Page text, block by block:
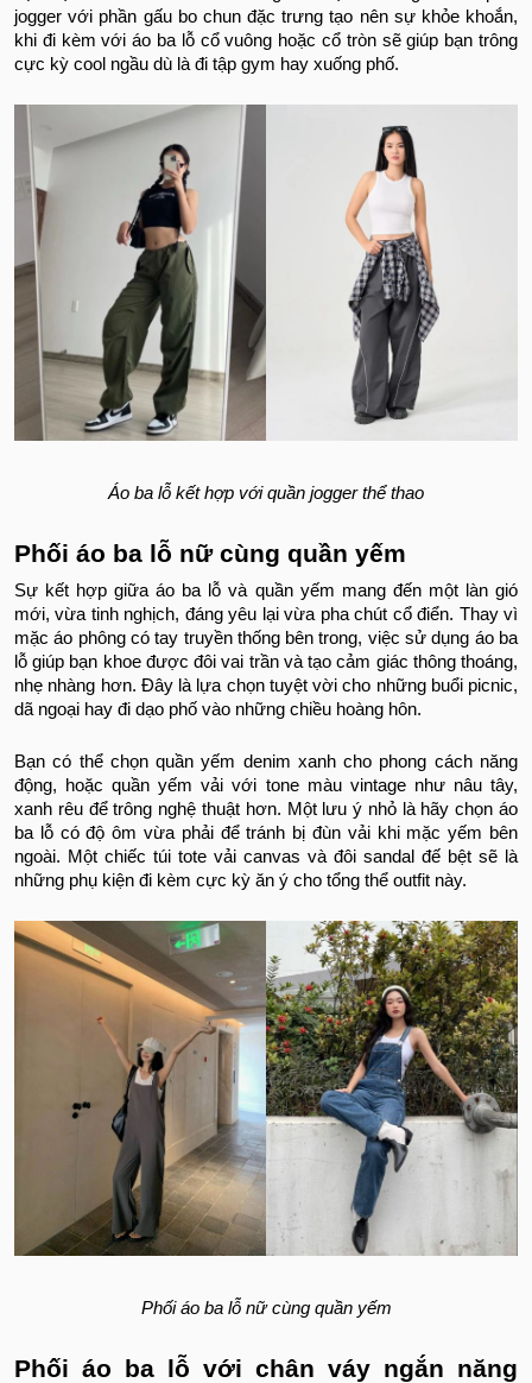
jogger với phần gấu bo chun đặc trưng tạo nên sự khỏe khoắn,
khi đi kèm với áo ba lỗ cổ vuông hoặc cổ tròn sẽ giúp bạn trông
cực kỳ cool ngầu dù là đi tập gym hay xuống phố.
Áo ba lỗ kết hợp với quần jogger thể thao
Phối áo ba lỗ nữ cùng quần yếm
Sự kết hợp giữa áo ba lỗ và quần yếm mang đến một làn gió
mới, vừa tinh nghịch, đáng yêu lại vừa pha chút cổ điển. Thay vì
mặc áo phông có tay truyền thống bên trong, việc sử dụng áo ba
lỗ giúp bạn khoe được đôi vai trần và tạo cảm giác thông thoáng,
nhẹ nhàng hơn. Đây là lựa chọn tuyệt vời cho những buổi picnic,
dã ngoại hay đi dạo phố vào những chiều hoàng hôn.
Bạn có thể chọn quần yếm denim xanh cho phong cách năng
động, hoặc quần yếm vải với tone màu vintage như nâu tây,
xanh rêu để trông nghệ thuật hơn. Một lưu ý nhỏ là hãy chọn áo
ba lỗ có độ ôm vừa phải để tránh bị đùn vải khi mặc yếm bên
ngoài. Một chiếc túi tote vải canvas và đôi sandal đế bệt sẽ là
những phụ kiện đi kèm cực kỳ ăn ý cho tổng thể outfit này.
Phối áo ba lỗ nữ cùng quần yếm
Phối áo ba lỗ với chân váy ngắn năng